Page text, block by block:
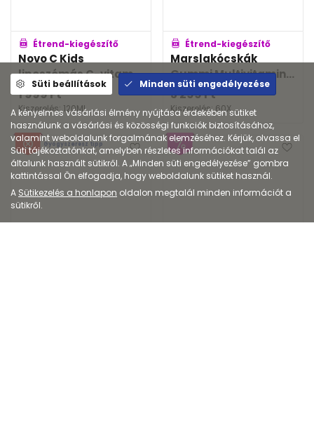
Étrend-kiegészítő
Novo C Kids
liposzómás C-vitam...
1 999Ft
Kiszerelés: 120ML
Étrend-kiegészítő
Marslakócskák
Gummi Multivitamin...
3 299Ft
Kiszerelés: 60X
Gyógyszerész tipp
Süti beállítások Minden süti engedélyezése
A kényelmes vásárlási élmény nyújtása érdekében sütiket
használunk a vásárlási és közösségi funkciók biztosításához,
valamint weboldalunk forgalmának elemzéséhez. Kérjük, olvassa el
Süti tájékoztatónkat, amelyben részletes információkat talál az
általunk használt sütikről. A „Minden süti engedélyezése” gombra
kattintással Ön elfogadja, hogy weboldalunk sütiket használ.
A Sütikezelés a honlapon oldalon megtalál minden információt a
sütikről.